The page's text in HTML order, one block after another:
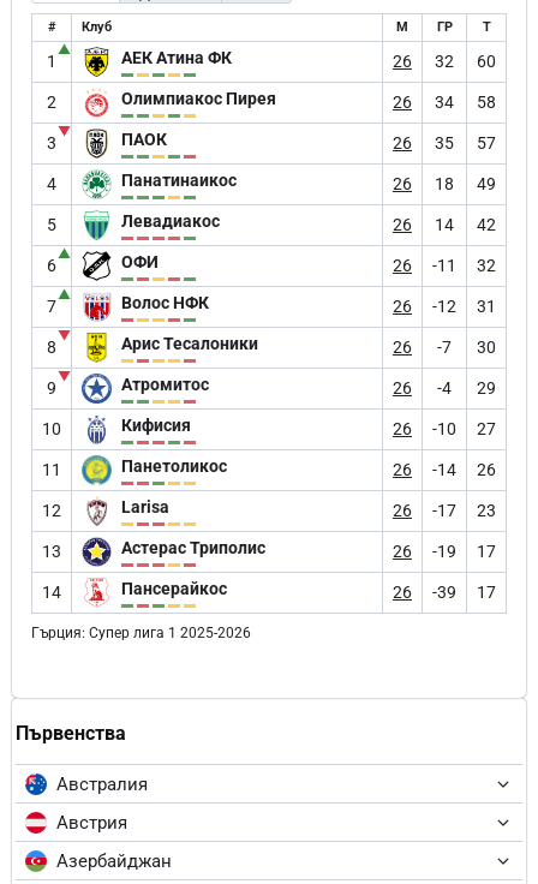
Първенства
Австралия
Австрия
Азербайджан
# Клуб М ГР Т
1
▲ АЕК Атина ФК 26 32 60
2 Олимпиакос Пирея 26 34 58
3
▼ ПАОК 26 35 57
4 Панатинаикос 26 18 49
5 Левадиакос 26 14 42
6
▲ ОФИ 26 -11 32
7
▲ Волос НФК 26 -12 31
8
▼ Арис Тесалоники 26 -7 30
9
▼ Атромитос 26 -4 29
10 Кифисия 26 -10 27
11 Панетоликос 26 -14 26
12 Larisa 26 -17 23
13 Астерас Триполис 26 -19 17
14 Пансерайкос 26 -39 17
Гърция: Супер лига 1 2025-2026